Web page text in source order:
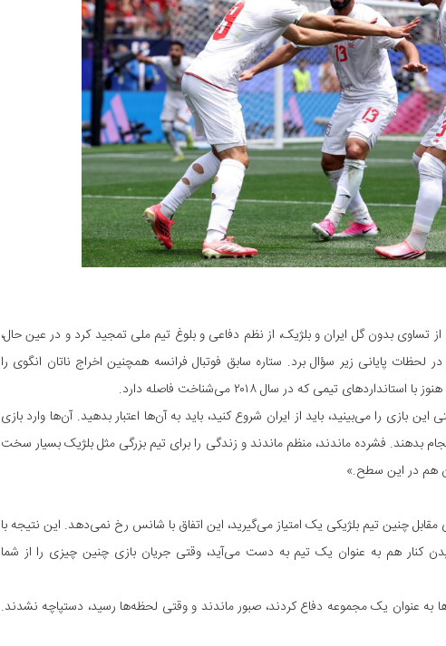
بدون گل ایران و بلژیک، از نظم دفاعی و بلوغ تیم ملی تمجید کرد و در عین حال،
لحظات پایانی زیر سؤال برد. ستاره سابق فوتبال فرانسه همچنین اخراج ناتان انگوی را
تیمی که در سال ۲۰۱۸ می‌شناخت فاصله دارد.
این بازی را می‌بینید، باید از ایران شروع کنید، باید به آن‌ها اعتبار بدهید. آن‌ها وارد بازی
بدهند. فشرده ماندند، منظم ماندند و زندگی را برای تیم بزرگی مثل بلژیک بسیار سخت
هم در این سطح.»
چنین تیم بلژیکی یک امتیاز می‌گیرید، این اتفاق با شانس رخ نمی‌دهد. این نتیجه با
کنار هم به عنوان یک تیم به دست می‌آید، وقتی جریان بازی چنین چیزی را از شما
به عنوان یک مجموعه دفاع کردند، صبور ماندند و وقتی لحظه‌ها رسید، دستپاچه نشدند.